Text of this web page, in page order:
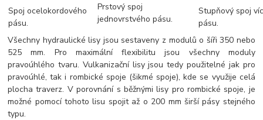
Spoj ocelokordového
pásu.
Prstový spoj
jednovrstvého pásu.
Stupňový spoj
pásu.
Všechny hydraulické lisy jsou sestaveny z modulů o šíři 350 nebo
525 mm. Pro maximální flexibilitu jsou všechny moduly
pravoúhlého tvaru. Vulkanizační lisy jsou tedy použitelné jak pro
pravoúhlé, tak i rombické spoje (šikmé spoje), kde se využije celá
plocha traverz. V porovnání s běžnými lisy pro rombické spoje, je
možné pomocí tohoto lisu spojit až o 200 mm širší pásy stejného
typu.